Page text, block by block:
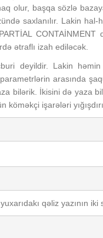
olur, başqa sözlə
saxlanılır. Lakin
ətraflı izah ediləcək.
deyildir. Lakin
arasında
bilərik. İkisini də yaza
köməkçi işarələri
qəliz yazının